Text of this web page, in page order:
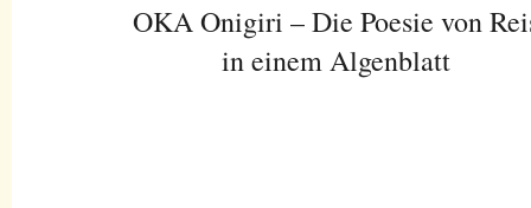
OKA Onigiri – Die Poesie von
in einem Algenblatt